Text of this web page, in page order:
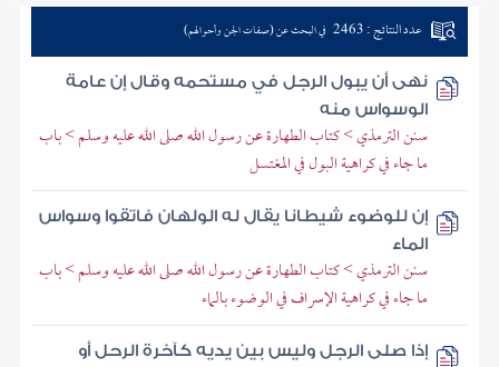
عدد النتائج : 2463 في البحث عن (صفات الجن وأحوالهم)
نهى أن يبول الرجل في مستحمه وقال إن عامة
الوسواس منه
سنن الترمذي > كتاب الطهارة عن رسول الله صلى الله عليه وسلم > باب
ما جاء في كراهية البول في المغتسل
إن للوضوء شيطانا يقال له الولهان فاتقوا وسواس
الماء
سنن الترمذي > كتاب الطهارة عن رسول الله صلى الله عليه وسلم > باب
ما جاء في كراهية الإسراف في الوضوء بالماء
إذا صلى الرجل وليس بين يديه كآخرة الرحل أو